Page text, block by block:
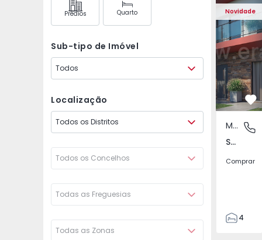
Prédios Quarto
Sub-tipo de Imóvel
Todos
Localização
Todos os Distritos
Todos os Concelhos
Todas as Freguesias
Todas as Zonas
122
1
-1
Novidade
São
Moradia Geminada
São João das Lampas e Terrugem, Lisboa
Comprar
4